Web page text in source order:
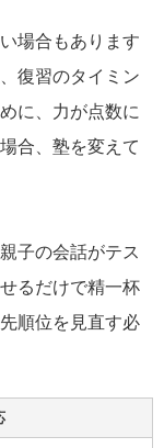
場合もあります
復習のタイミン
に、力が点数に
合、塾を変えて
子の会話がテス
るだけで精一杯
順位を見直す必